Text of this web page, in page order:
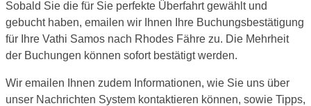
Sobald Sie die für Sie perfekte Überfahrt gewählt und
gebucht haben, emailen wir Ihnen Ihre Buchungsbestätigung
für Ihre Vathi Samos nach Rhodes Fähre zu. Die Mehrheit
der Buchungen können sofort bestätigt werden.
Wir emailen Ihnen zudem Informationen, wie Sie uns über
unser Nachrichten System kontaktieren können, sowie Tipps,